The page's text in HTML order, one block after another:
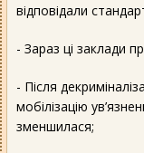
відповідали
- Зараз ці заклади
- Після
мобілізацію
зменшилася;